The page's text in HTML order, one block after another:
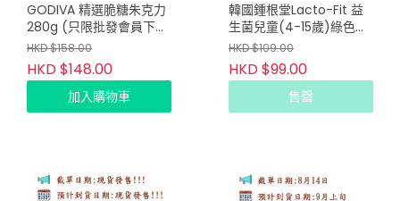
GODIVA 精選脆糖朱克力
280g (只限批發會員下
單)
HKD $158.00
HKD $148.00
加入購物車
韓國鍾根堂Lacto-Fit 益
生菌兒童(4-15歲)綠色罐
(1罐60包) (只限批發會員
下單）
HKD $109.00
HKD $99.00
售罄